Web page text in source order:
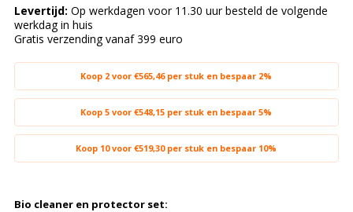
Levertijd: Op werkdagen voor 11.30 uur besteld de volgende
werkdag in huis
Gratis verzending vanaf 399 euro
Koop 2 voor €565,46 per stuk en bespaar 2%
Koop 5 voor €548,15 per stuk en bespaar 5%
Koop 10 voor €519,30 per stuk en bespaar 10%
Bio cleaner en protector set: